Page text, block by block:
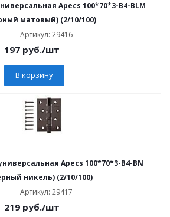
Apecs 100*70*3-В4-BLM
матовый) (2/10/100)
Артикул: 29416
197 руб./шт
В корзину
Apecs 100*70*3-В4-BN
никель) (2/10/100)
Артикул: 29417
219 руб./шт